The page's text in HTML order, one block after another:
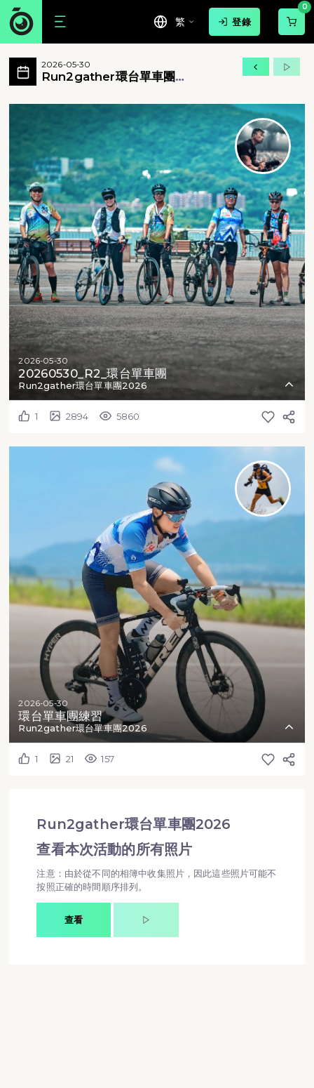
繁 登錄
0
Run2gather環台單車團2026 活動
Run2gather環台單車團2026 所有相片
Run2gather環台單車團2026 - Run2gather環
2026-05-30
Run2gather環台單車團
2026-05-30
20260530_R2_環台單車團
Run2gather環台單車團2026
1 2894 5860
2026-05-30
環台單車團練習
Run2gather環台單車團2026
1 21 157
Run2gather環台單車團2026
查看本次活動的所有照片
注意：由於從不同的相簿中收集照片，因此這些照片可能不
按照正確的時間順序排列。
查看